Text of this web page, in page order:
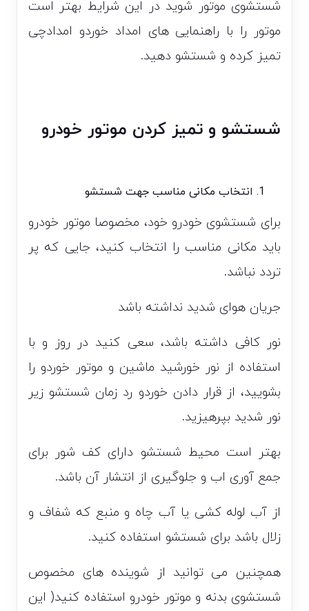
شستشوی موتور شوید در این شرایط بهتر است
موتور را با راهنمایی های امداد خوردو امدادچی
تمیز کرده و شستشو دهید.
شستشو و تمیز کردن موتور خودرو
انتخاب مکانی مناسب جهت شستشو
برای شستشوی خودرو خود، مخصوصا موتور خودرو
باید مکانی مناسب را انتخاب کنید، جایی که پر
تردد نباشد.
جریان هوای شدید نداشته باشد
نور کافی داشته باشد، سعی کنید در روز و با
استفاده از نور خورشید ماشین و موتور خوردو را
بشویید، از قرار دادن خوردو رد زمان شستشو زیر
نور شدید بپرهیزید.
بهتر است محیط شستشو دارای کف شور برای
جمع آوری اب و جلوگیری از انتشار آن باشد.
از آب لوله کشی یا آب چاه و منبع که شفاف و
زلال باشد برای شستشو استفاده کنید.
همچنین می توانید از شوینده های مخصوص
شستشوی بدنه و موتور خودرو استفاده کنید( این